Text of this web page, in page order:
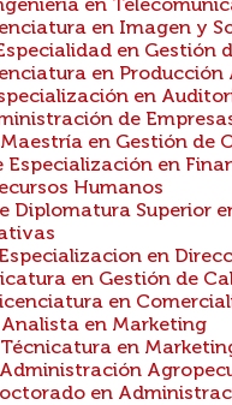
en
en Imagen y
en Gestión
en Producción
en
de
en Gestión de
Especialización en
Humanos
Diplomatura Superior
en
en Gestión de
en
Analista en Marketing
en
en